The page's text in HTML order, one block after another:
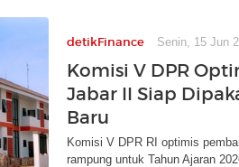
detikFinance Senin, 15 Jun
Komisi V DPR
Jabar II Siap
Baru
Komisi V DPR RI optimis
rampung untuk Tahun Ajaran